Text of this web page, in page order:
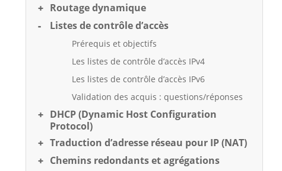
Routage dynamique
Listes de contrôle d’accès
Prérequis et objectifs
Les listes de contrôle d’accès IPv4
Les listes de contrôle d’accès IPv6
Validation des acquis : questions/réponses
DHCP (Dynamic Host Configuration
Protocol)
Traduction d’adresse réseau pour IP (NAT)
Chemins redondants et agrégations